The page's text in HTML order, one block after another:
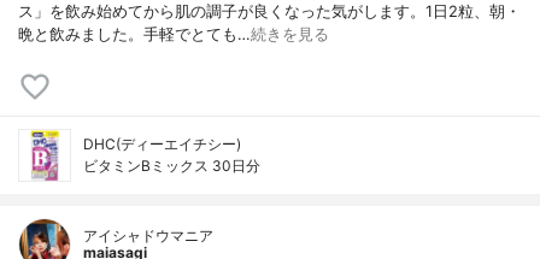
ス」を飲み始めてから肌の調子が良くなった気がします。1日2粒、朝・
晩と飲みました。手軽でとても…続きを見る
DHC(ディーエイチシー)
ビタミンBミックス 30日分
アイシャドウマニア
maiasagi